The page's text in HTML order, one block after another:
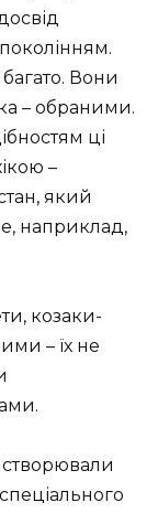
Вони
– обраними.
ці
–
який
наприклад,
коза­ки-
– їх не
створювали